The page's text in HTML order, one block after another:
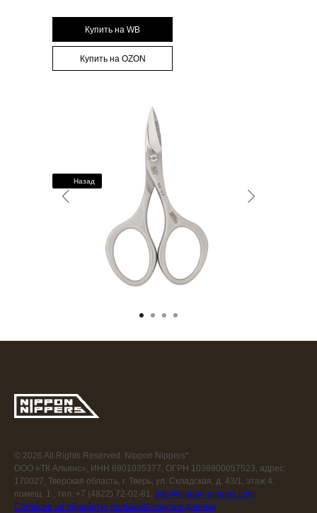
Купить на OZON
Купить на WB
Назад
© 2026 All Rights Reserved. Nippon Nippers*.
ООО «ТК Альянс», ИНН 6901035377, ОГРН 1036900057523, адрес:
170027, Тверская область, г. Тверь, ул. Складская, д. 43/1, этаж 4,
помещ. 1 , тел. +7 (4822) 72-02-81, info@nippon-nippers.com
Согласие на обработку пользовательских данных